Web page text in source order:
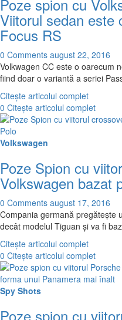
Poze spion cu
Viitorul sedan este
Focus RS
0 Comments august 22, 2016
Volkwagen CC este o oarecum
fiind doar o variantă a seriei
Citește articolul complet
0 Citește articolul complet
Volkswagen
Poze Spion cu
Volkswagen bazat
0 Comments august 17, 2016
Compania germană pregăteşte
decât modelul Tiguan şi va fi
Citește articolul complet
0 Citește articolul complet
Spy Shots
Poze spion cu